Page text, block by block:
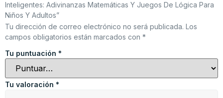
Inteligentes: Adivinanzas Matemáticas Y Juegos De Lógica Para
Niños Y Adultos”
Tu dirección de correo electrónico no será publicada. Los
campos obligatorios están marcados con *
Tu puntuación *
Tu valoración *